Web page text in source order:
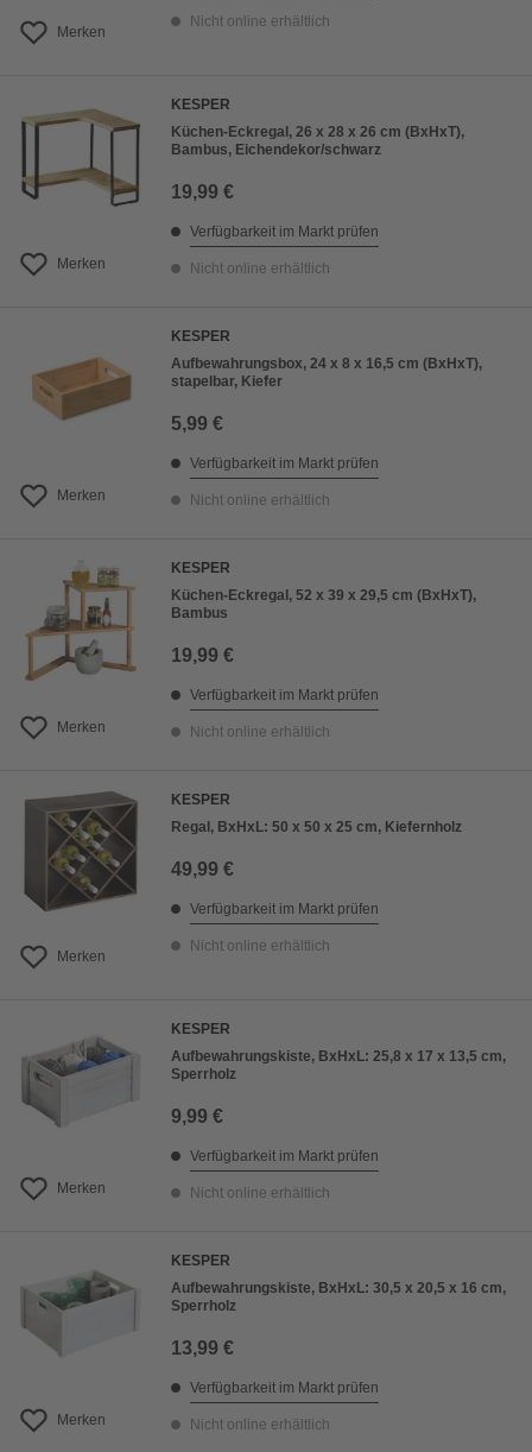
Merken
Nicht online erhältlich
Merken
KESPER
Küchen-Eckregal, 26 x 28 x 26 cm (BxHxT),
Bambus, Eichendekor/schwarz
19,99 €
Verfügbarkeit im Markt prüfen
Nicht online erhältlich
Merken
KESPER
Aufbewahrungsbox, 24 x 8 x 16,5 cm (BxHxT),
stapelbar, Kiefer
5,99 €
Verfügbarkeit im Markt prüfen
Nicht online erhältlich
Merken
KESPER
Küchen-Eckregal, 52 x 39 x 29,5 cm (BxHxT),
Bambus
19,99 €
Verfügbarkeit im Markt prüfen
Nicht online erhältlich
Merken
KESPER
Regal, BxHxL: 50 x 50 x 25 cm, Kiefernholz
49,99 €
Verfügbarkeit im Markt prüfen
Nicht online erhältlich
Merken
KESPER
Aufbewahrungskiste, BxHxL: 25,8 x 17 x 13,5 cm,
Sperrholz
9,99 €
Verfügbarkeit im Markt prüfen
Nicht online erhältlich
Merken
KESPER
Aufbewahrungskiste, BxHxL: 30,5 x 20,5 x 16 cm,
Sperrholz
13,99 €
Verfügbarkeit im Markt prüfen
Nicht online erhältlich